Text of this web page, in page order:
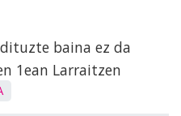
baina ez da
1ean Larraitzen